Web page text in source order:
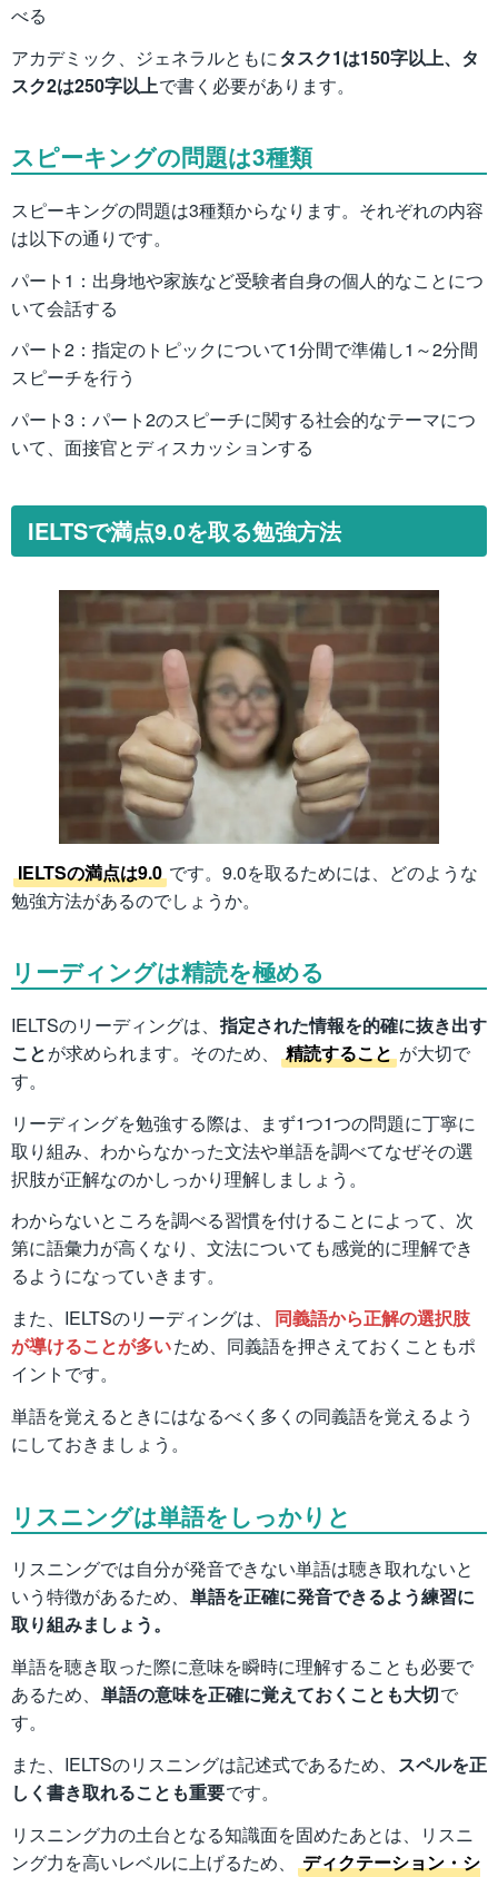
べる
アカデミック、ジェネラルともにタスク1は150字以上、タ
スク2は250字以上で書く必要があります。
スピーキングの問題は3種類
スピーキングの問題は3種類からなります。それぞれの内容
は以下の通りです。
パート1：出身地や家族など受験者自身の個人的なことにつ
いて会話する
パート2：指定のトピックについて1分間で準備し1～2分間
スピーチを行う
パート3：パート2のスピーチに関する社会的なテーマにつ
いて、面接官とディスカッションする
IELTSで満点9.0を取る勉強方法
IELTSの満点は9.0 です。9.0を取るためには、どのような
勉強方法があるのでしょうか。
リーディングは精読を極める
IELTSのリーディングは、 指定された情報を的確に抜き出す
ことが求められます。そのため、 精読すること が大切で
す。
リーディングを勉強する際は、まず1つ1つの問題に丁寧に
取り組み、わからなかった文法や単語を調べてなぜその選
択肢が正解なのかしっかり理解しましょう。
わからないところを調べる習慣を付けることによって、次
第に語彙力が高くなり、文法についても感覚的に理解でき
るようになっていきます。
また、IELTSのリーディングは、
同義語から正解の選択肢
が導けることが多いため、同義語を押さえておくこともポ
イントです。
単語を覚えるときにはなるべく多くの同義語を覚えるよう
にしておきましょう。
リスニングは単語をしっかりと
リスニングでは自分が発音できない単語は聴き取れないと
いう特徴があるため、 単語を正確に発音できるよう練習に
取り組みましょう。
単語を聴き取った際に意味を瞬時に理解することも必要で
あるため、 単語の意味を正確に覚えておくことも大切で
す。
また、IELTSのリスニングは記述式であるため、 スペルを正
しく書き取れることも重要です。
リスニング力の土台となる知識面を固めたあとは、リスニ
ング力を高いレベルに上げるため、
ディクテーション・シ